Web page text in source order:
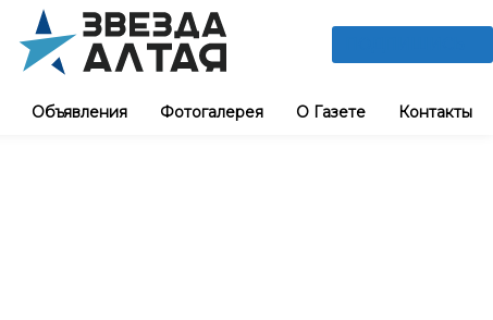
Объявления Фотогалерея О Газете Контакты